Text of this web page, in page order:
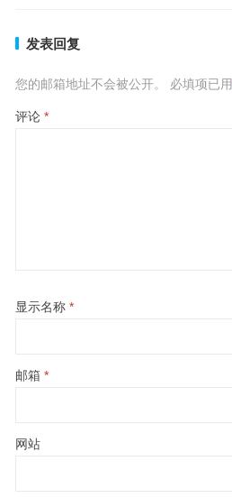
发表回复
您的邮箱地址不会被公开。 必填项已用
评论 *
显示名称 *
邮箱 *
网站